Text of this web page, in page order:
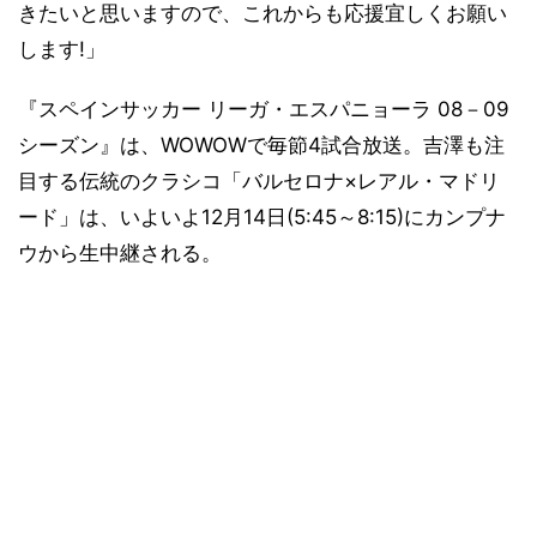
きたいと思いますので、これからも応援宜しくお願い
します!」
『スペインサッカー リーガ・エスパニョーラ 08－09
シーズン』は、WOWOWで毎節4試合放送。吉澤も注
目する伝統のクラシコ「バルセロナ×レアル・マドリ
ード」は、いよいよ12月14日(5:45～8:15)にカンプナ
ウから生中継される。